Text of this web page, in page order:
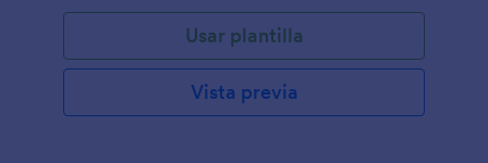
Usar plantilla
Vista previa